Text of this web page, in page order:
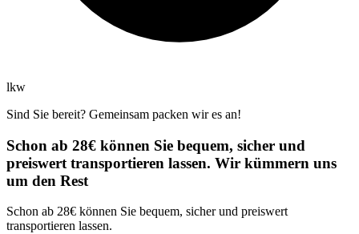
lkw
Sind Sie bereit? Gemeinsam packen wir es an!
Schon ab 28€ können Sie bequem, sicher und
preiswert transportieren lassen. Wir kümmern uns
um den Rest
Schon ab 28€ können Sie bequem, sicher und preiswert
transportieren lassen.